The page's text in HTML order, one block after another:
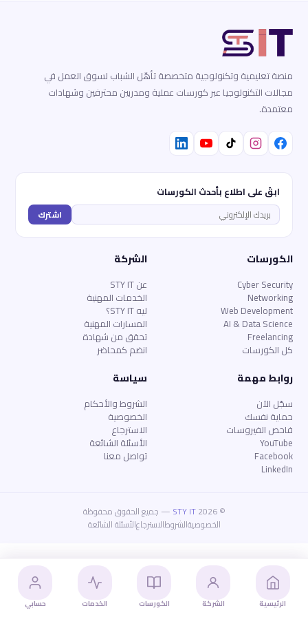
الرئيسية الشركة الكورسات الخدمات حسابي
منصة تعليمية وتكنولوجية متخصصة تأهّل الشباب لسوق العمل في
مجالات التكنولوجيا عبر كورسات عملية ومدربين محترفين وشهادات
معتمدة.
ابقَ على اطلاع بأحدث الكورسات
اشترك
الكورسات
Cyber Security
Networking
Web Development
AI & Data Science
Freelancing
كل الكورسات
الشركة
عن STY IT
الخدمات المهنية
ليه STY IT؟
المسارات المهنية
تحقق من شهادة
انضم كمحاضر
روابط مهمة
سجّل الآن
حماية نفسك
فاحص الفيروسات
YouTube
Facebook
LinkedIn
سياسة
الشروط والأحكام
الخصوصية
الاسترجاع
الأسئلة الشائعة
تواصل معنا
© 2026
STY IT — جميع الحقوق محفوظة
الخصوصيةالشروطالاسترجاعالأسئلة الشائعة